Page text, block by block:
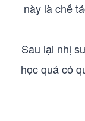
này là chế
Sau lại nhị
học quá có